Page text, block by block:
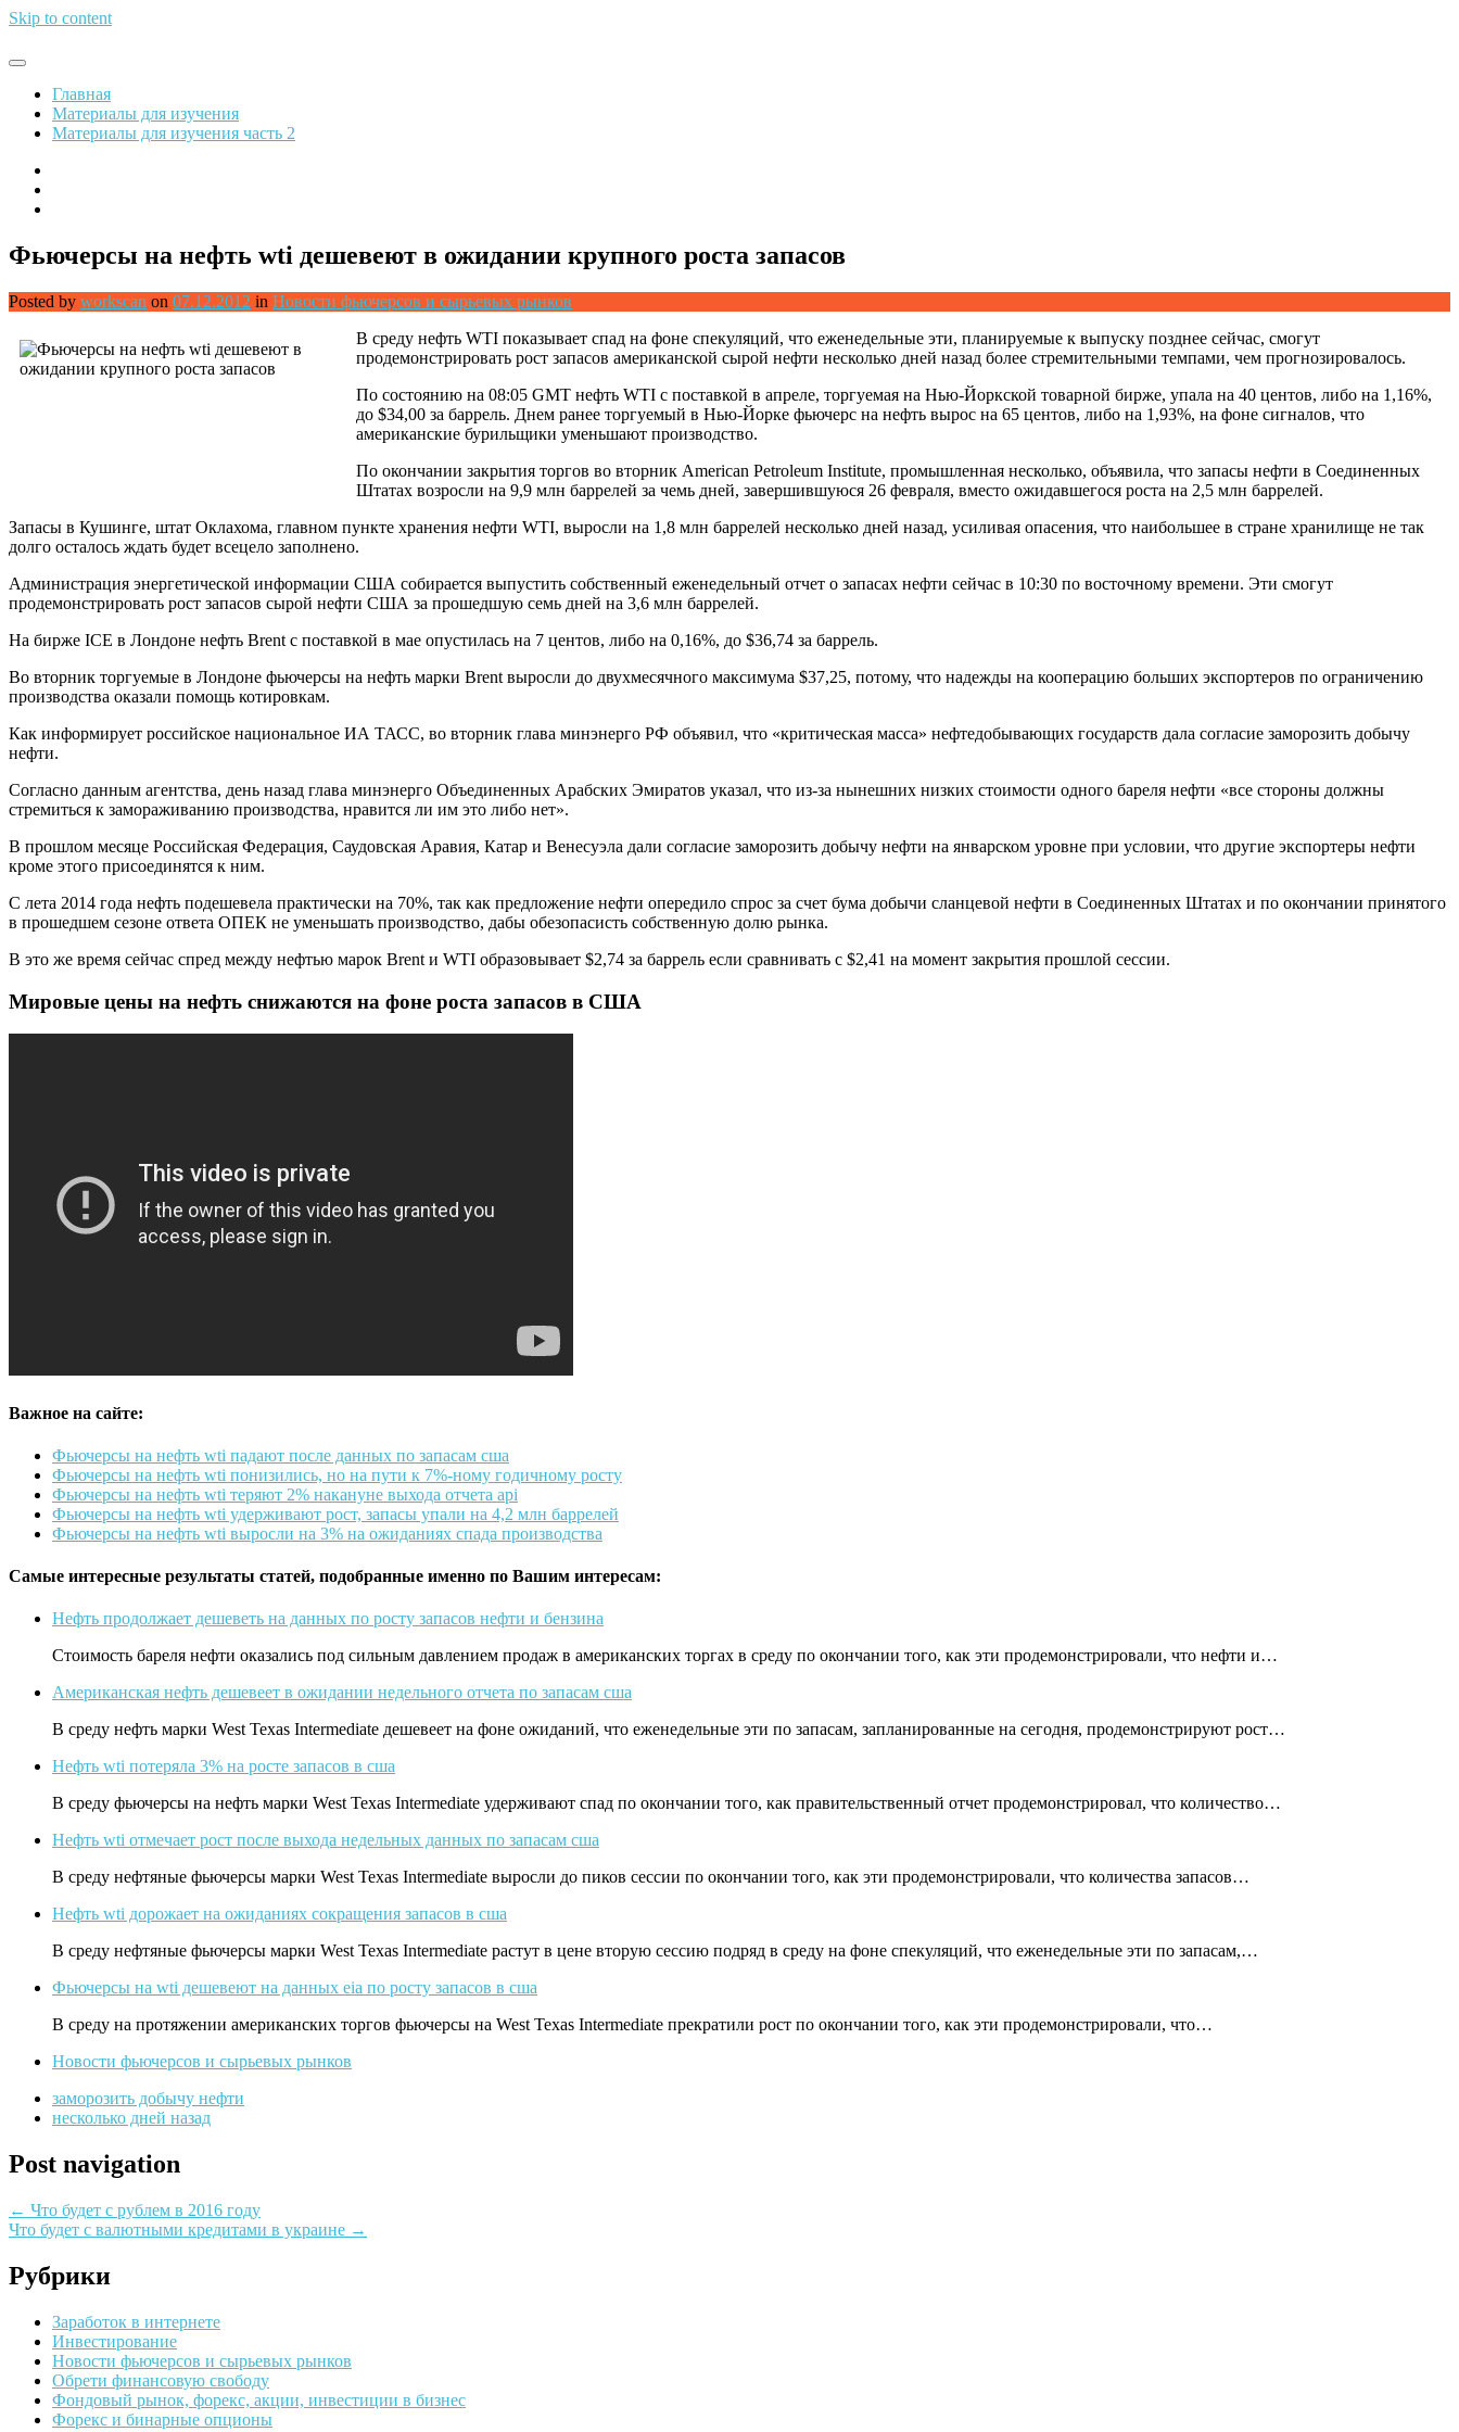
Skip to content
Обрети финансовую свободу
Главная
Материалы для изучения
Материалы для изучения часть 2
Фьючерсы на нефть wti дешевеют в ожидании крупного роста запасов
Posted by workscan on 07.12.2012 in Новости фьючерсов и сырьевых рынков
В среду нефть WTI показывает спад на фоне спекуляций, что еженедельные эти, планируемые к выпуску позднее сейчас, смогут
продемонстрировать рост запасов американской сырой нефти несколько дней назад более стремительными темпами, чем прогнозировалось.
По состоянию на 08:05 GMT нефть WTI с поставкой в апреле, торгуемая на Нью-Йоркской товарной бирже, упала на 40 центов, либо на 1,16%,
до $34,00 за баррель. Днем ранее торгуемый в Нью-Йорке фьючерс на нефть вырос на 65 центов, либо на 1,93%, на фоне сигналов, что
американские бурильщики уменьшают производство.
По окончании закрытия торгов во вторник American Petroleum Institute, промышленная несколько, объявила, что запасы нефти в Соединенных
Штатах возросли на 9,9 млн баррелей за чемь дней, завершившуюся 26 февраля, вместо ожидавшегося роста на 2,5 млн баррелей.
Запасы в Кушинге, штат Оклахома, главном пункте хранения нефти WTI, выросли на 1,8 млн баррелей несколько дней назад, усиливая опасения, что наибольшее в стране хранилище не так
долго осталось ждать будет всецело заполнено.
Администрация энергетической информации США собирается выпустить собственный еженедельный отчет о запасах нефти сейчас в 10:30 по восточному времени. Эти смогут
продемонстрировать рост запасов сырой нефти США за прошедшую семь дней на 3,6 млн баррелей.
На бирже ICE в Лондоне нефть Brent с поставкой в мае опустилась на 7 центов, либо на 0,16%, до $36,74 за баррель.
Во вторник торгуемые в Лондоне фьючерсы на нефть марки Brent выросли до двухмесячного максимума $37,25, потому, что надежды на кооперацию больших экспортеров по ограничению
производства оказали помощь котировкам.
Как информирует российское национальное ИА ТАСС, во вторник глава минэнерго РФ объявил, что «критическая масса» нефтедобывающих государств дала согласие заморозить добычу
нефти.
Согласно данным агентства, день назад глава минэнерго Объединенных Арабских Эмиратов указал, что из-за нынешних низких стоимости одного бареля нефти «все стороны должны
стремиться к замораживанию производства, нравится ли им это либо нет».
В прошлом месяце Российская Федерация, Саудовская Аравия, Катар и Венесуэла дали согласие заморозить добычу нефти на январском уровне при условии, что другие экспортеры нефти
кроме этого присоединятся к ним.
С лета 2014 года нефть подешевела практически на 70%, так как предложение нефти опередило спрос за счет бума добычи сланцевой нефти в Соединенных Штатах и по окончании принятого
в прошедшем сезоне ответа ОПЕК не уменьшать производство, дабы обезопасисть собственную долю рынка.
В это же время сейчас спред между нефтью марок Brent и WTI образовывает $2,74 за баррель если сравнивать с $2,41 на момент закрытия прошлой сессии.
Мировые цены на нефть снижаются на фоне роста запасов в США
Важное на сайте:
Фьючерсы на нефть wti падают после данных по запасам сша
Фьючерсы на нефть wti понизились, но на пути к 7%-ному годичному росту
Фьючерсы на нефть wti теряют 2% накануне выхода отчета api
Фьючерсы на нефть wti удерживают рост, запасы упали на 4,2 млн баррелей
Фьючерсы на нефть wti выросли на 3% на ожиданиях спада производства
Самые интересные результаты статей, подобранные именно по Вашим интересам:
Нефть продолжает дешеветь на данных по росту запасов нефти и бензина
Стоимость бареля нефти оказались под сильным давлением продаж в американских торгах в среду по окончании того, как эти продемонстрировали, что нефти и…
Американская нефть дешевеет в ожидании недельного отчета по запасам сша
В среду нефть марки West Texas Intermediate дешевеет на фоне ожиданий, что еженедельные эти по запасам, запланированные на сегодня, продемонстрируют рост…
Нефть wti потеряла 3% на росте запасов в сша
В среду фьючерсы на нефть марки West Texas Intermediate удерживают спад по окончании того, как правительственный отчет продемонстрировал, что количество…
Нефть wti отмечает рост после выхода недельных данных по запасам сша
В среду нефтяные фьючерсы марки West Texas Intermediate выросли до пиков сессии по окончании того, как эти продемонстрировали, что количества запасов…
Нефть wti дорожает на ожиданиях сокращения запасов в сша
В среду нефтяные фьючерсы марки West Texas Intermediate растут в цене вторую сессию подряд в среду на фоне спекуляций, что еженедельные эти по запасам,…
Фьючерсы на wti дешевеют на данных eia по росту запасов в сша
В среду на протяжении американских торгов фьючерсы на West Texas Intermediate прекратили рост по окончании того, как эти продемонстрировали, что…
Новости фьючерсов и сырьевых рынков
заморозить добычу нефти
несколько дней назад
Post navigation
← Что будет с рублем в 2016 году
Что будет с валютными кредитами в украине →
Рубрики
Заработок в интернете
Инвестирование
Новости фьючерсов и сырьевых рынков
Обрети финансовую свободу
Фондовый рынок, форекс, акции, инвестиции в бизнес
Форекс и бинарные опционы